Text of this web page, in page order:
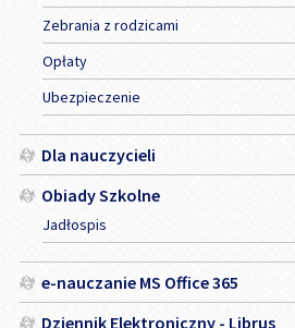
Zebrania z rodzicami
Opłaty
Ubezpieczenie
Dla nauczycieli
Obiady Szkolne
Jadłospis
e-nauczanie MS Office 365
Dziennik Elektroniczny - Librus